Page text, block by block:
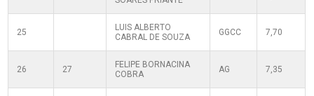
25
LUIS ALBERTO
CABRAL DE SOUZA
GGCC 7,70
26 27
FELIPE BORNACINA
COBRA
AG 7,35